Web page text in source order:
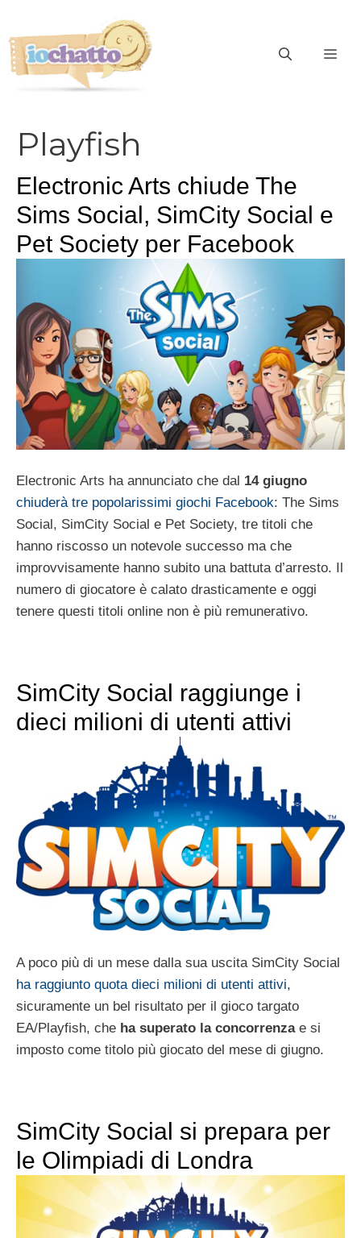
contenuto
Playfish
Electronic Arts chiude The
Sims Social, SimCity Social e
Pet Society per Facebook
Electronic Arts ha annunciato che dal 14 giugno
chiuderà tre popolarissimi giochi Facebook: The Sims
Social, SimCity Social e Pet Society, tre titoli che
hanno riscosso un notevole successo ma che
improvvisamente hanno subito una battuta d’arresto. Il
numero di giocatore è calato drasticamente e oggi
tenere questi titoli online non è più remunerativo.
SimCity Social raggiunge i
dieci milioni di utenti attivi
A poco più di un mese dalla sua uscita SimCity Social
ha raggiunto quota dieci milioni di utenti attivi,
sicuramente un bel risultato per il gioco targato
EA/Playfish, che ha superato la concorrenzae si
imposto come titolo più giocato del mese di giugno.
SimCity Social si prepara per
le Olimpiadi di Londra